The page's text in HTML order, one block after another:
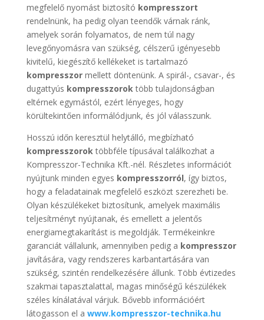
megfelelő nyomást biztosító kompresszort
rendelnünk, ha pedig olyan teendők várnak ránk,
amelyek során folyamatos, de nem túl nagy
levegőnyomásra van szükség, célszerű igényesebb
kivitelű, kiegészítő kellékeket is tartalmazó
kompresszor mellett döntenünk. A spirál-, csavar-, és
dugattyús kompresszorok több tulajdonságban
eltérnek egymástól, ezért lényeges, hogy
körültekintően informálódjunk, és jól válasszunk.
Hosszú időn keresztül helytálló, megbízható
kompresszorok többféle típusával találkozhat a
Kompresszor-Technika Kft.-nél. Részletes információt
nyújtunk minden egyes kompresszorról, így biztos,
hogy a feladatainak megfelelő eszközt szerezheti be.
Olyan készülékeket biztosítunk, amelyek maximális
teljesítményt nyújtanak, és emellett a jelentős
energiamegtakarítást is megoldják. Termékeinkre
garanciát vállalunk, amennyiben pedig a kompresszor
javítására, vagy rendszeres karbantartására van
szükség, szintén rendelkezésére állunk. Több évtizedes
szakmai tapasztalattal, magas minőségű készülékek
széles kínálatával várjuk. Bővebb információért
látogasson el a www.kompresszor-technika.hu